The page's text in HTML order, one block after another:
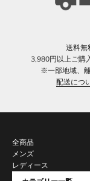
送料無
3,980円以上ご購
※一部地域、
配送に
全商品
メンズ
レディース